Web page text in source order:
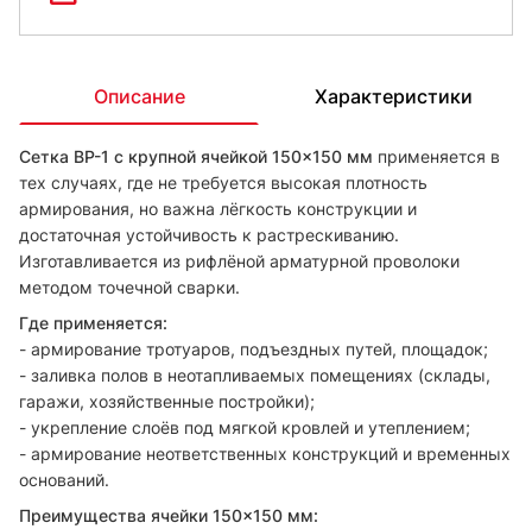
Описание Характеристики
Сетка ВР-1 с крупной ячейкой 150×150 мм применяется в
тех случаях, где не требуется высокая плотность
армирования, но важна лёгкость конструкции и
достаточная устойчивость к растрескиванию.
Изготавливается из рифлёной арматурной проволоки
методом точечной сварки.
Где применяется:
- армирование тротуаров, подъездных путей, площадок;
- заливка полов в неотапливаемых помещениях (склады,
гаражи, хозяйственные постройки);
- укрепление слоёв под мягкой кровлей и утеплением;
- армирование неответственных конструкций и временных
оснований.
Преимущества ячейки 150×150 мм: